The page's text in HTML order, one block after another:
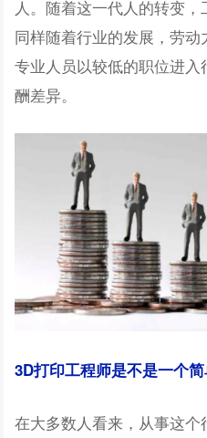
人。随着这一代人的转变，
同样随着行业的发展，劳
专业人员以较低的职位进
酬差异。
3D打印工程师是不是一个
在大多数人看来，从事这